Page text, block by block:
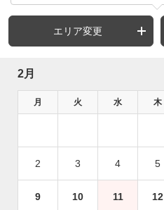
エリア変更
2月
月 火 水 木
2 3 4 5
9 10 11 12